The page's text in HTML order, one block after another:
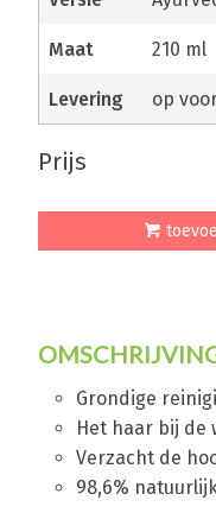
maat 210 ml
levering op
prijs
Grondige
Het haar bij de
Verzacht de
98,6%